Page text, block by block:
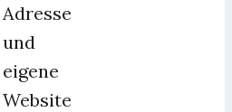
Adresse
und
eigene
Website